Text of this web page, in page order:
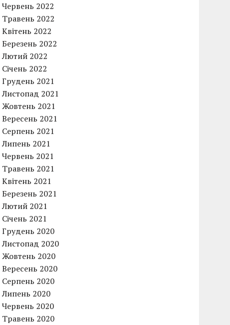
Червень 2022
Травень 2022
Квітень 2022
Березень 2022
Лютий 2022
Січень 2022
Грудень 2021
Листопад 2021
Жовтень 2021
Вересень 2021
Серпень 2021
Липень 2021
Червень 2021
Травень 2021
Квітень 2021
Березень 2021
Лютий 2021
Січень 2021
Грудень 2020
Листопад 2020
Жовтень 2020
Вересень 2020
Серпень 2020
Липень 2020
Червень 2020
Травень 2020